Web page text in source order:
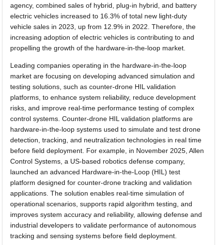
agency, combined sales of hybrid, plug-in hybrid, and battery
electric vehicles increased to 16.3% of total new light-duty
vehicle sales in 2023, up from 12.9% in 2022. Therefore, the
increasing adoption of electric vehicles is contributing to and
propelling the growth of the hardware-in-the-loop market.
Leading companies operating in the hardware-in-the-loop
market are focusing on developing advanced simulation and
testing solutions, such as counter-drone HIL validation
platforms, to enhance system reliability, reduce development
risks, and improve real-time performance testing of complex
control systems. Counter-drone HIL validation platforms are
hardware-in-the-loop systems used to simulate and test drone
detection, tracking, and neutralization technologies in real time
before field deployment. For example, in November 2025, Allen
Control Systems, a US-based robotics defense company,
launched an advanced Hardware-in-the-Loop (HIL) test
platform designed for counter-drone tracking and validation
applications. The solution enables real-time simulation of
operational scenarios, supports rapid algorithm testing, and
improves system accuracy and reliability, allowing defense and
industrial developers to validate performance of autonomous
tracking and sensing systems before field deployment.